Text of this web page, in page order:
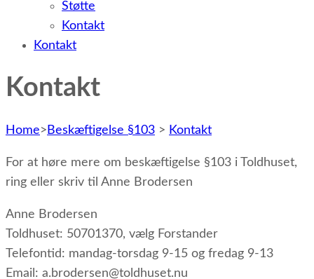
Støtte
Kontakt
Kontakt
Kontakt
Home> Beskæftigelse §103 > Kontakt
For at høre mere om beskæftigelse §103 i Toldhuset,
ring eller skriv til Anne Brodersen
Anne Brodersen
Toldhuset: 50701370, vælg Forstander
Telefontid: mandag-torsdag 9-15 og fredag 9-13
Email: a.brodersen@toldhuset.nu